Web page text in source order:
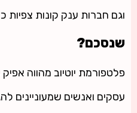
וגם חברות ענק קונות
שנסכם?
פלטפורמת יוטיוב מהווה אפיק
עסקים ואנשים שמעוניינים